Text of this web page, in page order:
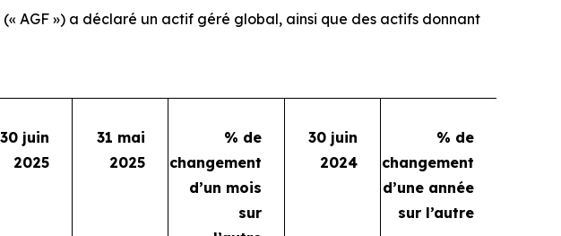
AGF ») a déclaré un actif géré global, ainsi que des actifs donnant
30 juin
2025
31 mai
2025
% de
changement
d’un mois
sur
30 juin
2024
% de
changement
d’une année
sur l’autre